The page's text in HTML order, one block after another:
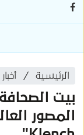
الرئيسية
بيت